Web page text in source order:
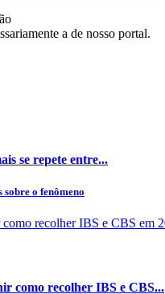
a de nosso portal.
se repete entre...
o fenômeno
como recolher IBS e CBS...